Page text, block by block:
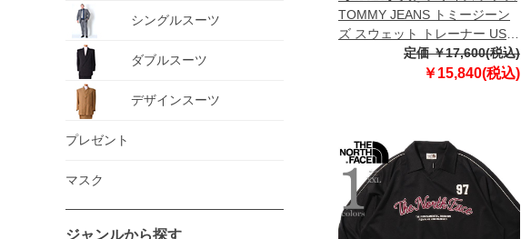
シングルスーツ
ダブルスーツ
デザインスーツ
プレゼント
マスク
ジャンルから探す
TOMMY JEANS トミージーン
ズ スウェット トレーナー USA
直輸入 dm0dm21640定価 ￥17,600(税込)
￥15,840(税込)